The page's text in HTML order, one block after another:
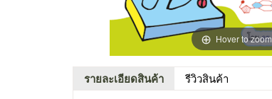
Hover to zoom
รายละเอียดสินค้า รีวิวสินค้า